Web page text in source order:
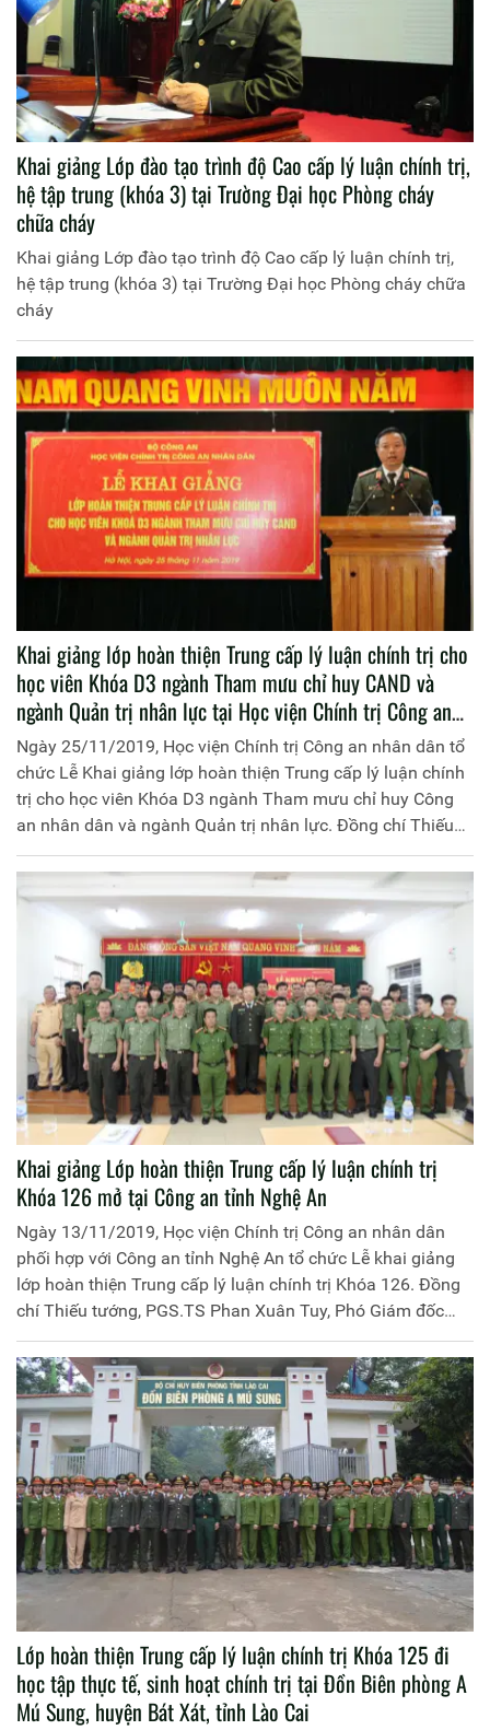
Khai giảng Lớp đào tạo trình độ Cao cấp lý luận chính trị,
hệ tập trung (khóa 3) tại Trường Đại học Phòng cháy
chữa cháy
Khai giảng Lớp đào tạo trình độ Cao cấp lý luận chính trị,
hệ tập trung (khóa 3) tại Trường Đại học Phòng cháy chữa
cháy
Khai giảng lớp hoàn thiện Trung cấp lý luận chính trị cho
học viên Khóa D3 ngành Tham mưu chỉ huy CAND và
ngành Quản trị nhân lực tại Học viện Chính trị Công an
nhân dân
Ngày 25/11/2019, Học viện Chính trị Công an nhân dân tổ
chức Lễ Khai giảng lớp hoàn thiện Trung cấp lý luận chính
trị cho học viên Khóa D3 ngành Tham mưu chỉ huy Công
an nhân dân và ngành Quản trị nhân lực. Đồng chí Thiếu
tướng, PGS.TS Phan Xuân Tuy, Phó Giám đốc Học viện chủ
trì buổi lễ.
Khai giảng Lớp hoàn thiện Trung cấp lý luận chính trị
Khóa 126 mở tại Công an tỉnh Nghệ An
Ngày 13/11/2019, Học viện Chính trị Công an nhân dân
phối hợp với Công an tỉnh Nghệ An tổ chức Lễ khai giảng
lớp hoàn thiện Trung cấp lý luận chính trị Khóa 126. Đồng
chí Thiếu tướng, PGS.TS Phan Xuân Tuy, Phó Giám đốc
Học viện chủ trì buổi lễ.
Lớp hoàn thiện Trung cấp lý luận chính trị Khóa 125 đi
học tập thực tế, sinh hoạt chính trị tại Đồn Biên phòng A
Mú Sung, huyện Bát Xát, tỉnh Lào Cai